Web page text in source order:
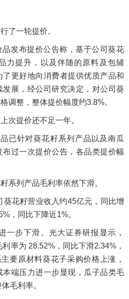
了一轮提价。
发布提价公告称，基于公司葵花
力提升，以及伴随的原料及包辅
更好地向消费者提供优质产品和
发展，经公司研究决定，对公司葵
调整，整体提价幅度约3.8%。
次提价还不足一年。
已针对葵花籽系列产品以及南瓜
过一次提价公告，各品类提价幅
系列产品毛利率依然下滑。
葵花籽营业收入约45亿元，同比增
，同比下降近1%。
一步下滑。光大证券研报显示，
率为 28.52%，同比下滑2.34%，
要原材料葵花子采购价格上涨，
端压力进一步显现，瓜子品类毛
毛利率。